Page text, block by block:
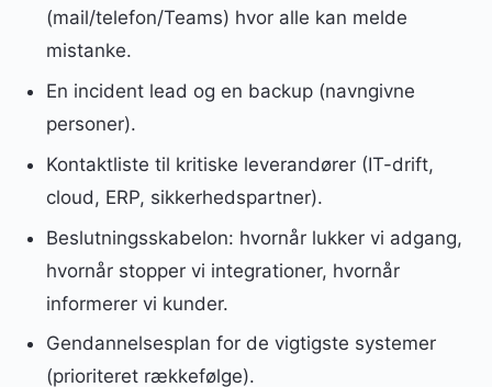
(mail/telefon/Teams) hvor alle kan melde
mistanke.
En incident lead og en backup (navngivne
personer).
Kontaktliste til kritiske leverandører (IT-drift,
cloud, ERP, sikkerhedspartner).
Beslutningsskabelon: hvornår lukker vi adgang,
hvornår stopper vi integrationer, hvornår
informerer vi kunder.
Gendannelsesplan for de vigtigste systemer
(prioriteret rækkefølge).